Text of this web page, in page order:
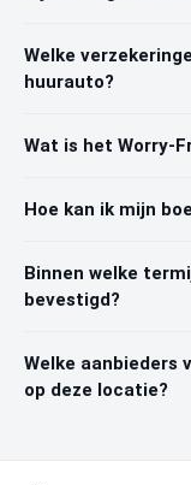
Welke
huurauto?
Wat is het Worry-
Hoe kan ik mijn
Binnen welke
bevestigd?
Welke aanbieders
op deze locatie?